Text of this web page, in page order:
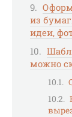
из
идеи,
можно